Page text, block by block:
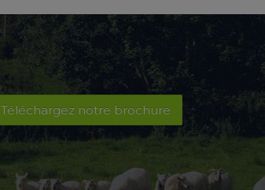
Téléchargez notre brochure